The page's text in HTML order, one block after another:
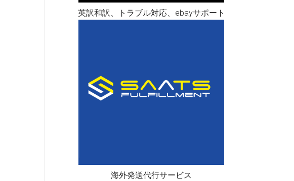
英訳和訳、トラブル対応、ebayサポート
海外発送代行サービス